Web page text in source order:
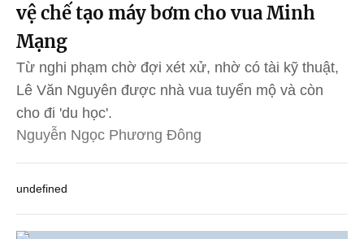
vệ chế tạo máy bơm cho vua Minh
Mạng
Từ nghi phạm chờ đợi xét xử, nhờ có tài kỹ thuật,
Lê Văn Nguyên được nhà vua tuyển mộ và còn
cho đi 'du học'.
Nguyễn Ngọc Phương Đông
undefined